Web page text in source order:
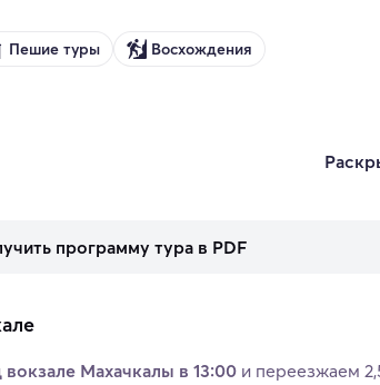
Пешие туры Восхождения
программу тура в PDF
Махачкалы в 13:00 и переезжаем